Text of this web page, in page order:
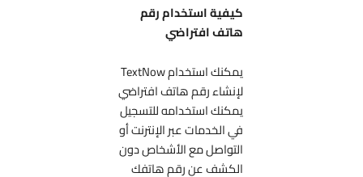
كيفية استخدام رقم
هاتف افتراضي
يمكنك استخدام TextNow
لإنشاء رقم هاتف افتراضي
يمكنك استخدامه للتسجيل
في الخدمات عبر الإنترنت أو
التواصل مع الأشخاص دون
الكشف عن رقم هاتفك